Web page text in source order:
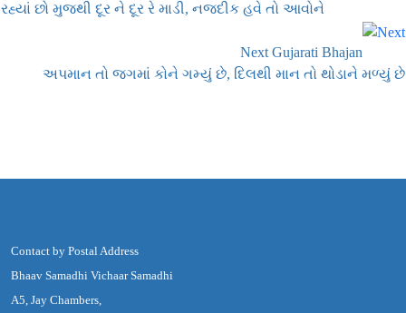
રહ્યાં છો મુજથી દૂર ને દૂર રે માડી, નજદીક હવે તો આવોને
Next Gujarati Bhajan
અપમાન તો જગમાં કોને ગમ્યું છે, દિલથી માન તો થોડાને મળ્યું છે
Contact by Postal Address
Bhaav Samadhi Vichaar Samadhi
A5, Jay Chambers,